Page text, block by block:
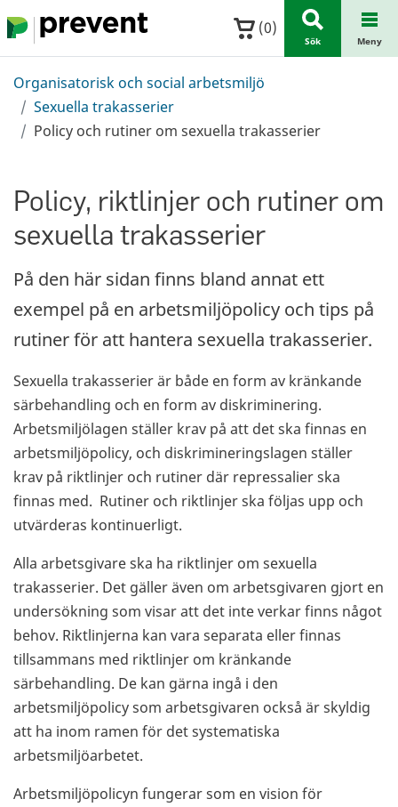
Hoppa till huvudinnehållet (0)
Sök Meny
Organisatorisk och social arbetsmiljö
Sexuella trakasserier
Policy och rutiner om sexuella trakasserier
Policy, riktlinjer och rutiner om
sexuella trakasserier
På den här sidan finns bland annat ett
exempel på en arbetsmiljöpolicy och tips på
rutiner för att hantera sexuella trakasserier.
Sexuella trakasserier är både en form av kränkande
särbehandling och en form av diskriminering.
Arbetsmiljölagen ställer krav på att det ska finnas en
arbetsmiljöpolicy, och diskrimineringslagen ställer
krav på riktlinjer och rutiner där repressalier ska
finnas med. Rutiner och riktlinjer ska följas upp och
utvärderas kontinuerligt.
Alla arbetsgivare ska ha riktlinjer om sexuella
trakasserier. Det gäller även om arbetsgivaren gjort en
undersökning som visar att det inte verkar finns något
behov. Riktlinjerna kan vara separata eller finnas
tillsammans med riktlinjer om kränkande
särbehandling. De kan gärna ingå i den
arbetsmiljöpolicy som arbetsgivaren också är skyldig
att ha inom ramen för det systematiska
arbetsmiljöarbetet.
Arbetsmiljöpolicyn fungerar som en vision för